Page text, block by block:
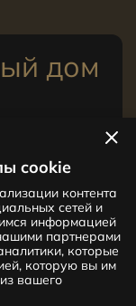
cookie
контента
сетей и
информацией
партнерами
которые
которую вы им
вашего
дом
м. Выбери